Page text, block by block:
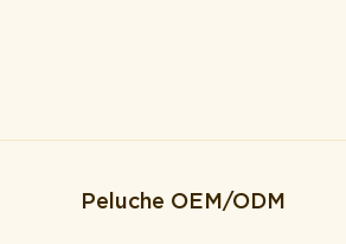
Peluche OEM/ODM